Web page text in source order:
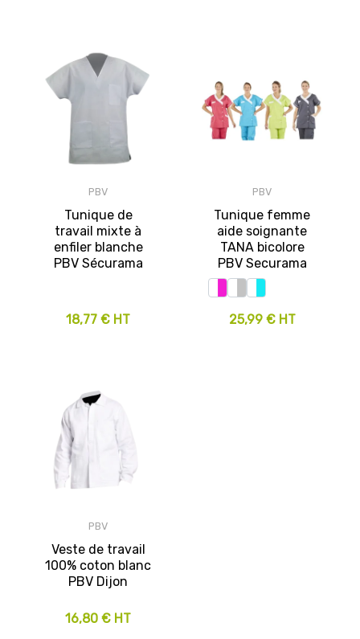
PBV
Tunique de
travail mixte à
enfiler blanche
PBV Sécurama
18,77 € HT
PBV
Tunique femme
aide soignante
TANA bicolore
PBV Securama
25,99 € HT
PBV
Veste de travail
100% coton blanc
PBV Dijon
16,80 € HT